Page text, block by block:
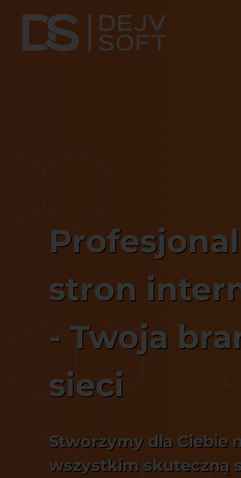
stron
- Twoja
sieci
Stworzymy dla Ciebie
wszystkim skuteczną